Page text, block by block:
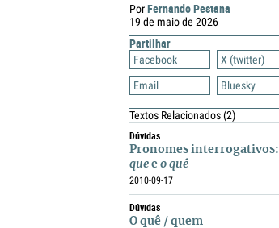
PorFernando Pestana
19 de maio de 2026
Partilhar
Facebook
X (twitter)
Email
Bluesky
Textos Relacionados(2)
Dúvidas
Pronomes interrogativos:
que e o quê
2010-09-17
Dúvidas
O quê / quem